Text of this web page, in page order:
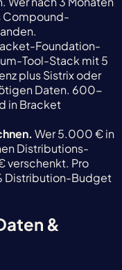
Compound-
Foundation-
Tool-Stack mit 5
plus Sistrix oder
Daten. 600-
in Bracket
Wer 5.000 € in
Distributions-
verschenkt. Pro
Distribution-Budget
&